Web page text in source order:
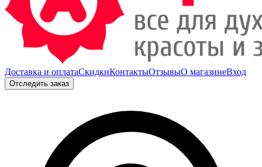
Доставка и оплатаСкидкиКонтактыОтзывыО магазинеВход
Отследить заказ